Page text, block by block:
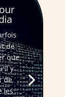
de
que
y
de
les